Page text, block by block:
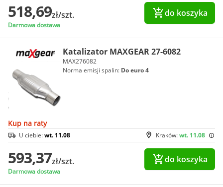
518,69zł/szt.
Darmowa dostawa
do koszyka
Katalizator MAXGEAR 27-6082
MAX276082
Norma emisji spalin: Do euro 4
Kup na raty
Kraków:wt. 11.08
U ciebie:wt. 11.08
593,37zł/szt.
Darmowa dostawa
do koszyka